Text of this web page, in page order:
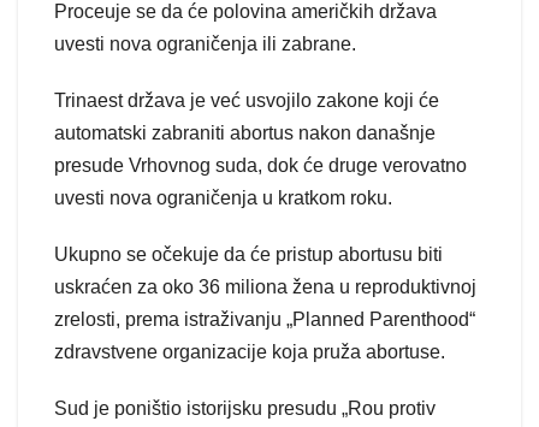
Proceuje se da će polovina američkih država
uvesti nova ograničenja ili zabrane.
Trinaest država je već usvojilo zakone koji će
automatski zabraniti abortus nakon današnje
presude Vrhovnog suda, dok će druge verovatno
uvesti nova ograničenja u kratkom roku.
Ukupno se očekuje da će pristup abortusu biti
uskraćen za oko 36 miliona žena u reproduktivnoj
zrelosti, prema istraživanju „Planned Parenthood“
zdravstvene organizacije koja pruža abortuse.
Sud je poništio istorijsku presudu „Rou protiv